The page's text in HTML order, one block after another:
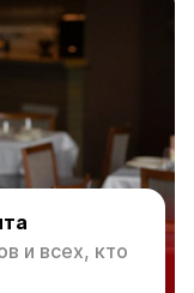
и всех, кто